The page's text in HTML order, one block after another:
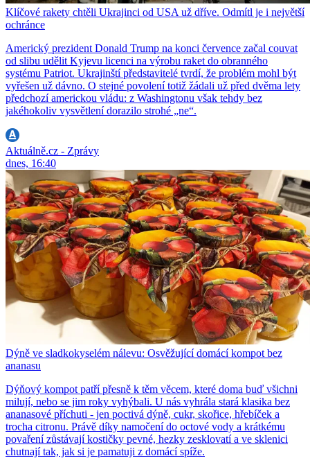
Klíčové rakety chtěli Ukrajinci od USA už dříve. Odmítl je i největší
ochránce
Americký prezident Donald Trump na konci července začal couvat
od slibu udělit Kyjevu licenci na výrobu raket do obranného
systému Patriot. Ukrajinští představitelé tvrdí, že problém mohl být
vyřešen už dávno. O stejné povolení totiž žádali už před dvěma lety
předchozí americkou vládu: z Washingtonu však tehdy bez
jakéhokoliv vysvětlení dorazilo strohé „ne“.
Aktuálně.cz - Zprávy
dnes, 16:40
Dýně ve sladkokyselém nálevu: Osvěžující domácí kompot bez
ananasu
Dýňový kompot patří přesně k těm věcem, které doma buď všichni
milují, nebo se jim roky vyhýbali. U nás vyhrála stará klasika bez
ananasové příchuti - jen poctivá dýně, cukr, skořice, hřebíček a
trocha citronu. Právě díky namočení do octové vody a krátkému
povaření zůstávají kostičky pevné, hezky zesklovatí a ve sklenici
chutnají tak, jak si je pamatuji z domácí spíže.